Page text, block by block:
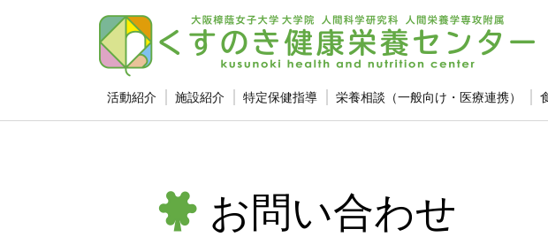
活動紹介 施設紹介 特定保健指導 栄養相談（一般向け・医療連携）
お問い合わせ